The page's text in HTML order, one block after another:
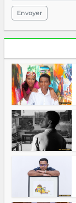
Envoyer